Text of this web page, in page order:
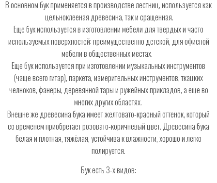
В основном бук применяется в производстве лестниц, используется как
цельноклееная древесина, так и сращенная.
Еще бук используется в изготовлении мебели для твердых и часто
используемых поверхностей: преимущественно детской, для офисной
мебели в общественных местах.
Еще бук используется при изготовлении музыкальных инструментов
(чаще всего гитар), паркета, измерительных инструментов, ткацких
челноков, фанеры, деревянной тары и ружейных прикладов, а еще во
многих других областях.
Внешне же древесина бука имеет желтовато-красный оттенок, который
со временем приобретает розовато-коричневый цвет. Древесина бука
белая и плотная, тяжёлая, устойчива к влажности, хорошо и легко
полируется.
Бук есть 3-х видов: